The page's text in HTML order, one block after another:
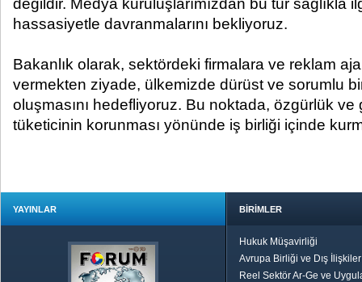
değildir. Medya kuruluşlarımızdan bu tür sağlıkla
hassasiyetle davranmalarını bekliyoruz.
Bakanlık olarak, sektördeki firmalara ve reklam
vermekten ziyade, ülkemizde dürüst ve sorumlu
oluşmasını hedefliyoruz. Bu noktada, özgürlük
tüketicinin korunması yönünde iş birliği içinde
YAYINLAR BİRİMLER
Hukuk Müşavirliği
Avrupa Birliği ve Dış
Reel Sektör Ar-Ge ve